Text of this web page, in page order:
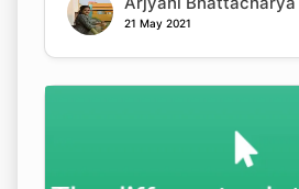
21 May 2021